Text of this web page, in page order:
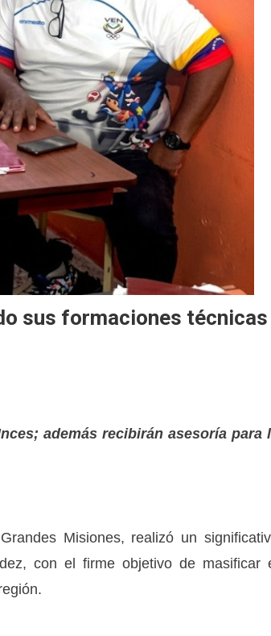
sus formaciones técnicas
además recibirán asesoría para
Misiones, realizó un
con el firme objetivo de masificar